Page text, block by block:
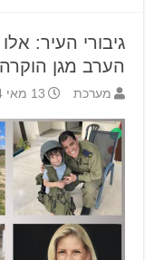
גיבורי העיר:
הערב מגן הוקרה
מערכת 13 מאי 2024 19:26